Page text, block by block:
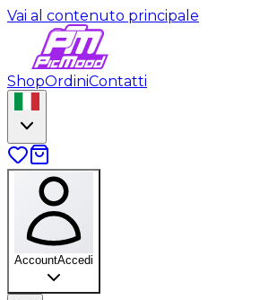
Vai al contenuto principale
ShopOrdiniContatti
AccountAccedi